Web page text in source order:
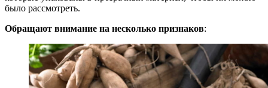
было рассмотреть.
Обращают внимание на несколько признаков: